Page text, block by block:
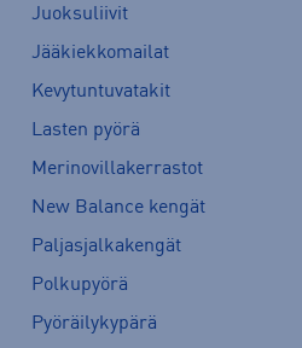
Juoksuliivit
Jääkiekkomailat
Kevytuntuvatakit
Lasten pyörä
Merinovillakerrastot
New Balance kengät
Paljasjalkakengät
Polkupyörä
Pyöräilykypärä